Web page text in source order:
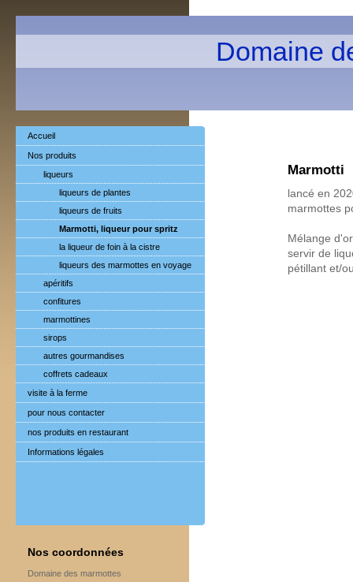
Domaine
Marmotti
lancé en
marmottes
Mélange
servir de
pétillant et/
Accueil
Nos produits
liqueurs
liqueurs de plantes
liqueurs de fruits
Marmotti, liqueur pour spritz
la liqueur de foin à la cistre
liqueurs des marmottes en voyage
apéritifs
confitures
marmottines
sirops
autres gourmandises
coffrets cadeaux
visite à la ferme
pour nous contacter
nos produits en restaurant
Informations légales
Nos coordonnées
Domaine des marmottes